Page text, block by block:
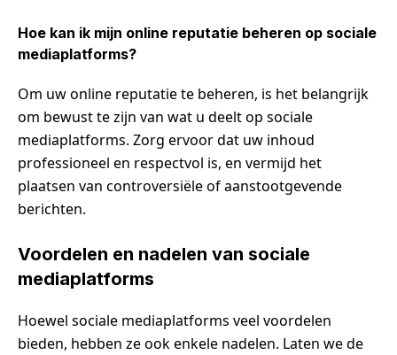
Hoe kan ik mijn online reputatie beheren op sociale
mediaplatforms?
Om uw online reputatie te beheren, is het belangrijk
om bewust te zijn van wat u deelt op sociale
mediaplatforms. Zorg ervoor dat uw inhoud
professioneel en respectvol is, en vermijd het
plaatsen van controversiële of aanstootgevende
berichten.
Voordelen en nadelen van sociale
mediaplatforms
Hoewel sociale mediaplatforms veel voordelen
bieden, hebben ze ook enkele nadelen. Laten we de